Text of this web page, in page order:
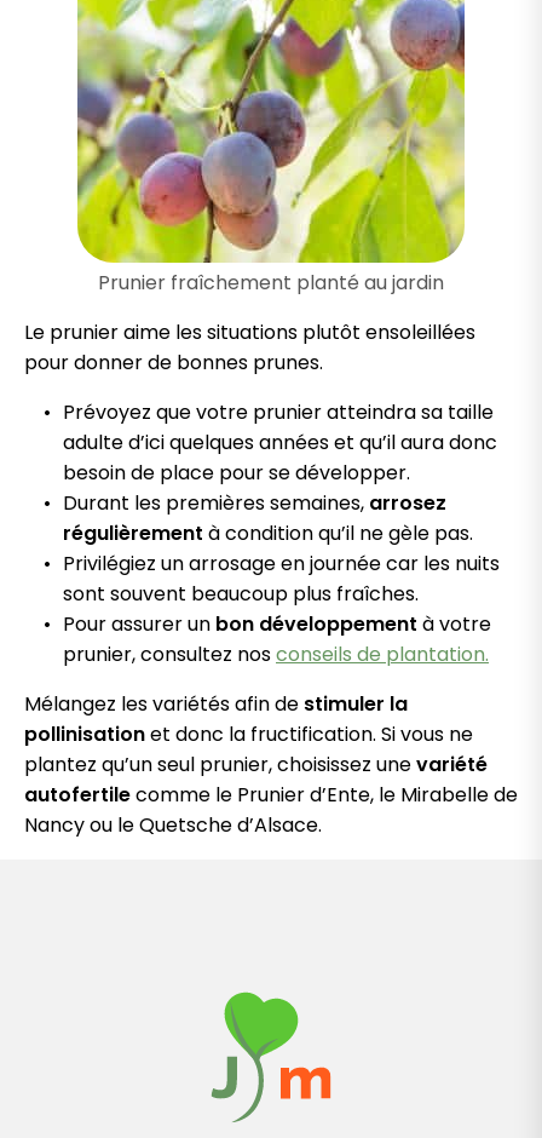
Prunier fraîchement planté au jardin
Le prunier aime les situations plutôt ensoleillées
pour donner de bonnes prunes.
Prévoyez que votre prunier atteindra sa taille
adulte d’ici quelques années et qu’il aura donc
besoin de place pour se développer.
Durant les premières semaines, arrosez
régulièrement à condition qu’il ne gèle pas.
Privilégiez un arrosage en journée car les nuits
sont souvent beaucoup plus fraîches.
Pour assurer un bon développement à votre
prunier, consultez nosconseils de plantation.
Mélangez les variétés afin de stimuler la
pollinisationet donc la fructification. Si vous ne
plantez qu’un seul prunier, choisissez unevariété
autofertilecomme le Prunier d’Ente, le Mirabelle de
Nancy ou le Quetsche d’Alsace.